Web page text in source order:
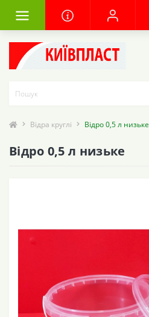
Відра круглі Відро 0,5 л низьке
Відро 0,5 л низьке